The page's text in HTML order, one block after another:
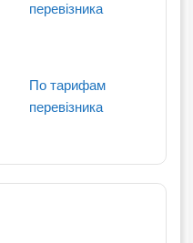
перевізника
По тарифам
перевізника